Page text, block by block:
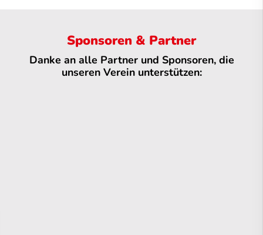
Sponsoren & Partner
Danke an alle Partner und Sponsoren, die
unseren Verein unterstützen: